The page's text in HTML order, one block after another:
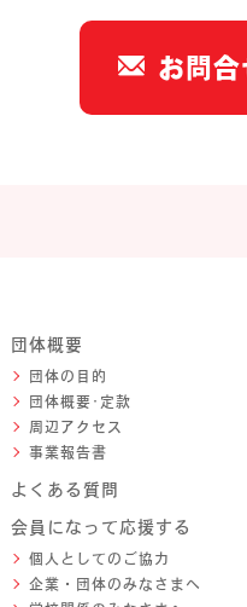
お問
団体概要
団体の目的
団体概要･定款
周辺アクセス
事業報告書
よくある質問
会員になって応援する
個人としてのご協力
企業・団体のみなさまへ